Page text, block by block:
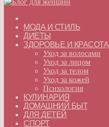
МОДА И СТИЛЬ
ДИЕТЫ
ЗДОРОВЬЕ И КРАСОТА
Уход за волосами
Уход за лицом
Уход за телом
Уход за кожей
Психология
КУЛИНАРИЯ
ДОМАШНИЙ БЫТ
ДЛЯ ДЕТЕЙ
СПОРТ